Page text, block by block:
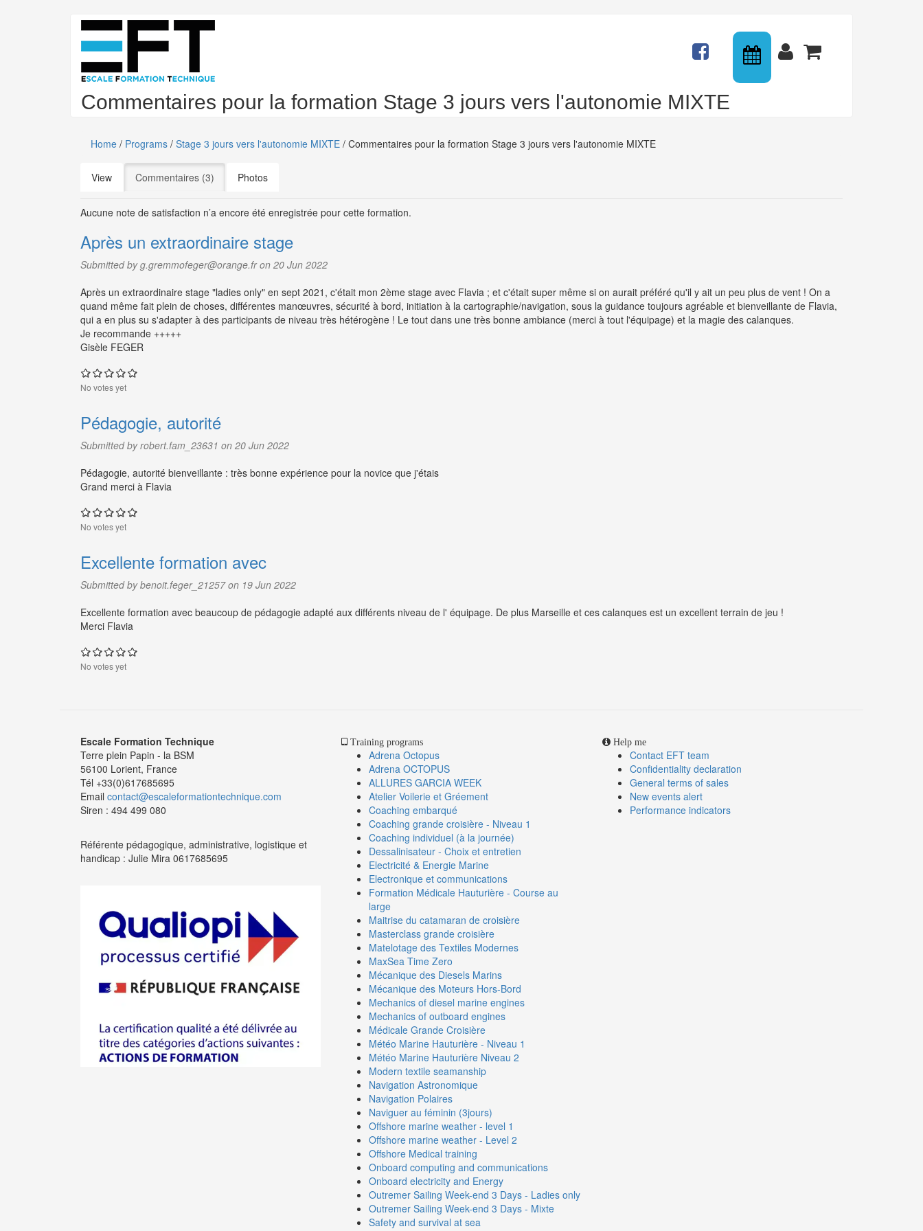
ActualitésCalendrier
Connexion
Commentaires pour la formation Stage 3 jours vers l'autonomie MIXTE
Home / Programs / Stage 3 jours vers l'autonomie MIXTE / Commentaires pour la formation Stage 3 jours vers l'autonomie MIXTE
Primary
tabs
View Commentaires (3) (active tab)
Photos
Aucune note de satisfaction n’a encore été enregistrée pour cette formation.
Après un extraordinaire stage
Submitted by g.gremmofeger@orange.fr on 20 Jun 2022
Après un extraordinaire stage "ladies only" en sept 2021, c'était mon 2ème stage avec Flavia ; et c'était super même si on aurait préféré qu'il y ait un peu plus de vent ! On a
quand même fait plein de choses, différentes manœuvres, sécurité à bord, initiation à la cartographie/navigation, sous la guidance toujours agréable et bienveillante de Flavia,
qui a en plus su s'adapter à des participants de niveau très hétérogène ! Le tout dans une très bonne ambiance (merci à tout l'équipage) et la magie des calanques.
Je recommande +++++
Gisèle FEGER
No votes yet
Pédagogie, autorité
Submitted by robert.fam_23631 on 20 Jun 2022
Pédagogie, autorité bienveillante : très bonne expérience pour la novice que j'étais
Grand merci à Flavia
No votes yet
Excellente formation avec
Submitted by benoit.feger_21257 on 19 Jun 2022
Excellente formation avec beaucoup de pédagogie adapté aux différents niveau de l' équipage. De plus Marseille et ces calanques est un excellent terrain de jeu !
Merci Flavia
No votes yet
Escale Formation Technique
Terre plein Papin - la BSM
56100 Lorient, France
Tél +33(0)617685695
Email contact@escaleformationtechnique.com
Siren : 494 499 080
Référente pédagogique, administrative, logistique et
handicap : Julie Mira 0617685695
Training programs
Adrena Octopus
Adrena OCTOPUS
ALLURES GARCIA WEEK
Atelier Voilerie et Gréement
Coaching embarqué
Coaching grande croisière - Niveau 1
Coaching individuel (à la journée)
Dessalinisateur - Choix et entretien
Electricité & Energie Marine
Electronique et communications
Formation Médicale Hauturière - Course au
large
Maitrise du catamaran de croisière
Masterclass grande croisière
Matelotage des Textiles Modernes
MaxSea Time Zero
Mécanique des Diesels Marins
Mécanique des Moteurs Hors-Bord
Mechanics of diesel marine engines
Mechanics of outboard engines
Médicale Grande Croisière
Météo Marine Hauturière - Niveau 1
Météo Marine Hauturière Niveau 2
Modern textile seamanship
Navigation Astronomique
Navigation Polaires
Naviguer au féminin (3jours)
Offshore marine weather - level 1
Offshore marine weather - Level 2
Offshore Medical training
Onboard computing and communications
Onboard electricity and Energy
Outremer Sailing Week-end 3 Days - Ladies only
Outremer Sailing Week-end 3 Days - Mixte
Safety and survival at sea
Help me
Contact EFT team
Confidentiality declaration
General terms of sales
New events alert
Performance indicators